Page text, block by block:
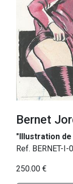
Bernet
"Illustration de
Ref. BERNET-I-
250.00 €